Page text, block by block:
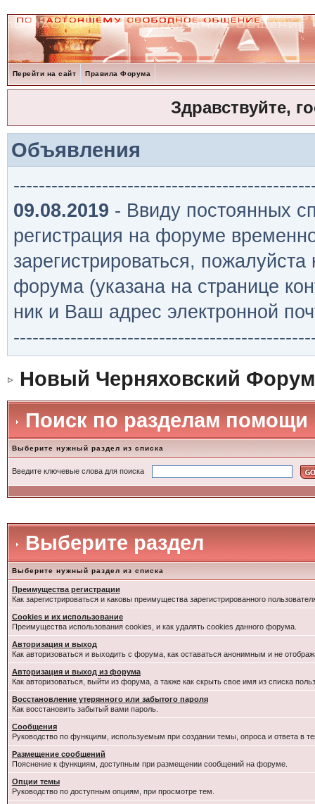
Перейти на сайт Правила Форума
Здравствуйте,
Объявления
09.08.2019 - Ввиду постоянных
регистрация на форуме
зарегистрироваться,
форума (указана на странице
ник и Ваш адрес электронной
Новый Черняховский Форум
Поиск по разделам помощи
Выберите нужный раздел из списка
Введите ключевые слова для поиска
Выберите раздел
Выберите нужный раздел из списка
Преимущества регистрации
Как зарегистрироваться и каковы преимущества зарегистрированного
Cookies и их использование
Преимущества использования cookies, и как удалять cookies данного форума.
Авторизация и выход
Как авторизоваться и выходить с форума, как оставаться анонимным и не
Авторизация и выход из форума
Как авторизоваться, выйти из форума, а также как скрыть свое имя из списка
Восстановление утерянного или забытого пароля
Как восстановить забытый вами пароль.
Сообщения
Руководство по функциям, используемым при создании темы, опроса и ответа в
Размещение сообщений
Пояснение к функциям, доступным при размещении сообщений на форуме.
Опции темы
Руководство по доступным опциям, при просмотре тем.